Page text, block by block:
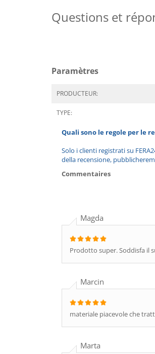
Questions et
Paramètres
PRODUCTEUR:
TYPE:
Quali sono le regole per le
Solo i clienti registrati su
della recensione,
Commentaires
Magda
Prodotto super. Soddisfa il
Marcin
materiale piacevole che
Marta